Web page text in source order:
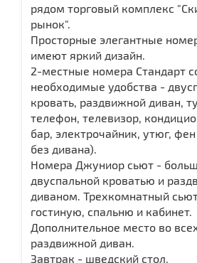
рядом торговый комплекс
рынок".
Просторные элегантные
имеют яркий дизайн.
2-местные номера Стандарт
необходимые удобства -
кровать, раздвижной диван,
телефон, телевизор,
бар, электрочайник, утюг,
без дивана).
Номера Джуниор сьют -
двуспальной кроватью и
диваном. Трехкомнатный
гостиную, спальню и кабинет.
Дополнительное место во
раздвижной диван.
Завтрак - шведский стол.